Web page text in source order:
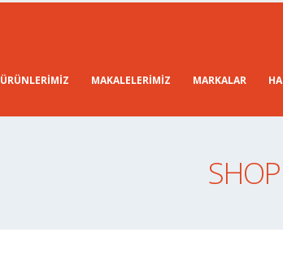
ÜRÜNLERIMIZ MAKALELERIMIZ MARKALAR